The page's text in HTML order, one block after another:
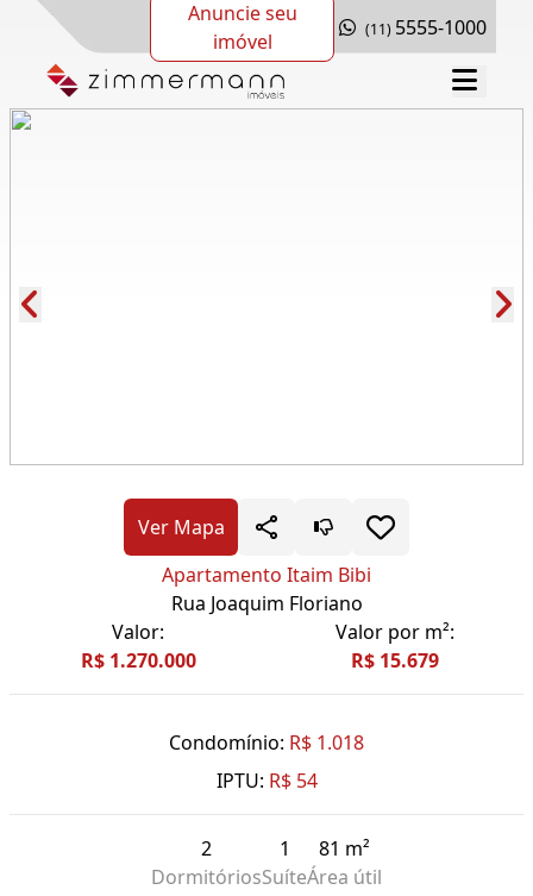
Anuncie seu
imóvel
(11) 5555-1000
Ver Mapa
Apartamento Itaim Bibi
Rua Joaquim Floriano
Valor:
R$ 1.270.000
Valor por m²:
R$ 15.679
Condomínio: R$ 1.018
IPTU: R$ 54
2
Dormitórios
1
Suíte
81 m²
Área útil